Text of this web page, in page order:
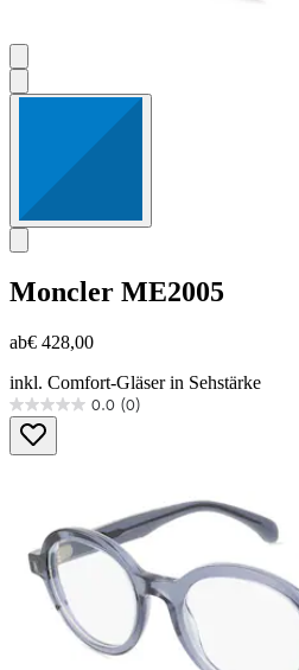
Moncler ME2005
ab€ 428,00
inkl. Comfort-Gläser in Sehstärke
0.0 (0)
0.0
von
5